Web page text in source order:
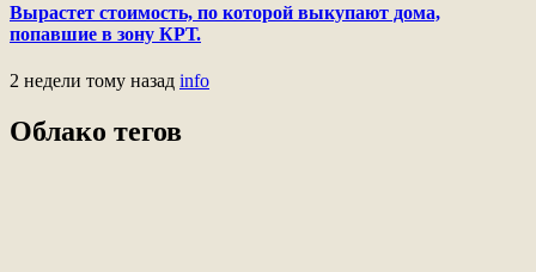
Вырастет стоимость, по которой выкупают дома,
попавшие в зону КРТ.
2 недели тому назад info
Облако тегов